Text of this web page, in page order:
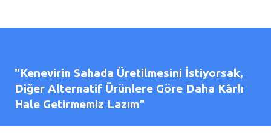
"Kenevirin Sahada Üretilmesini İstiyorsak,
Diğer Alternatif Ürünlere Göre Daha Kârlı
Hale Getirmemiz Lazım"